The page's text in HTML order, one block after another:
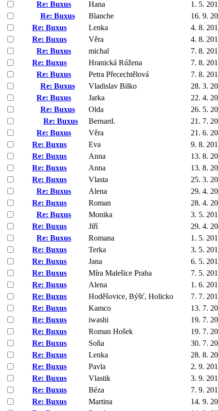
Re: Buxus Hana
1. 5.
Re: Buxus
Blanche
16. 9.
Re: Buxus
Lenka
4. 8.
Re: Buxus
Věra
4. 8.
Re: Buxus
michal
7. 8.
Re: Buxus
Hranická Rúžena
7. 8.
Re: Buxus
Petra Přecechtělová
7. 8.
Re: Buxus
Vladislav Bilko
28. 3.
Re: Buxus
Jarka
22. 4.
Re: Buxus
Olda
26. 5.
Re: Buxus
Bernard.
21. 7.
Re: Buxus
Věra
21. 6.
Re: Buxus
Eva
9. 8.
Re: Buxus
Anna
13. 8.
Re: Buxus
Anna
13. 8.
Re: Buxus
Vlasta
25. 3.
Re: Buxus
Alena
29. 4.
Re: Buxus
Roman
28. 4.
Re: Buxus
Monika
3. 5.
Re: Buxus
Jiří
29. 4.
Re: Buxus
Romana
1. 5.
Re: Buxus
Terka
3. 5.
Re: Buxus
Jana
6. 5.
Re: Buxus
Míra Malešice Praha
7. 5.
Re: Buxus
Alena
1. 6.
Re: Buxus
Hoděšovice, Býšť, Holicko
7. 7.
Re: Buxus
Kamco
13. 7.
Re: Buxus
iwashi
19. 7.
Re: Buxus
Roman Hošek
19. 7.
Re: Buxus
Soňa
30. 7.
Re: Buxus
Lenka
28. 8.
Re: Buxus
Pavla
2. 9.
Re: Buxus
Vlastik
3. 9.
Re: Buxus
Béza
7. 9.
Re: Buxus
Martina
14. 9.